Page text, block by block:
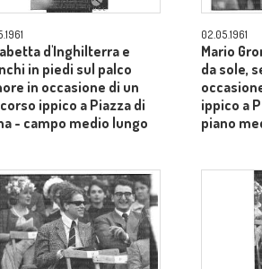
d'Inghilterra e
in piedi sul palco
in occasione di un
ippico a Piazza di
- campo medio lungo
02.05.1961
Mario
da sole,
ippico a
piano